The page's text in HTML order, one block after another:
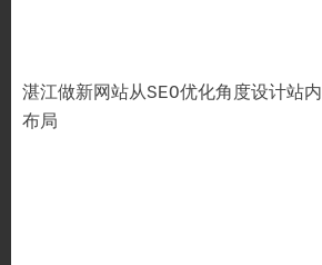
湛江做新网站从SEO优化角度设计站内
布局